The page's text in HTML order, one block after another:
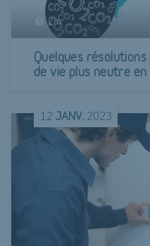
2m
Quelques
de vie plus neutre en
12 JANV. 2023